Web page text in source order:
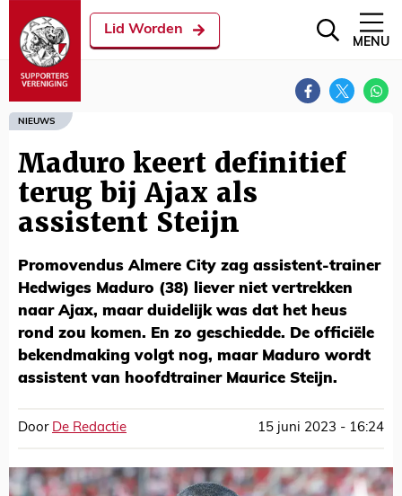
Lid Worden
MENU
NIEUWS
Maduro keert definitief
terug bij Ajax als
assistent Steijn
Promovendus Almere City zag assistent-trainer
Hedwiges Maduro (38) liever niet vertrekken
naar Ajax, maar duidelijk was dat het heus
rond zou komen. En zo geschiedde. De officiële
bekendmaking volgt nog, maar Maduro wordt
assistent van hoofdtrainer Maurice Steijn.
Door De Redactie 15 juni 2023 - 16:24